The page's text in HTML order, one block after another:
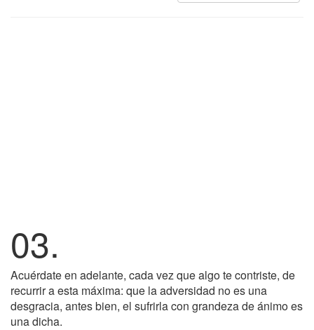
03.
Acuérdate en adelante, cada vez que algo te contriste, de
recurrir a esta máxima: que la adversidad no es una
desgracia, antes bien, el sufrirla con grandeza de ánimo es
una dicha.